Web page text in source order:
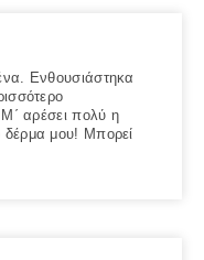
Ενθουσιάστηκα
αρέσει πολύ η
μου! Μπορεί